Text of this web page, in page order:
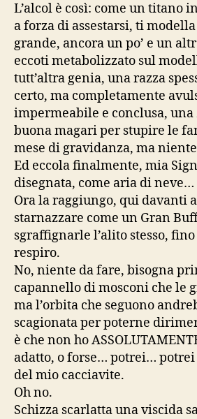
L’alcol è così: come un titano
a forza di assestarsi, ti
grande, ancora un po’ e un
eccoti metabolizzato sul
tutt’altra genia, una razza
certo, ma completamente
impermeabile e conclusa,
buona magari per stupire le
mese di gravidanza, ma
Ed eccola finalmente, mia
disegnata, come aria di neve…
Ora la raggiungo, qui davanti
starnazzare come un Gran
sgraffignarle l’alito stesso,
respiro.
No, niente da fare, bisogna
capannello di mosconi che le
ma l’orbita che seguono
scagionata per poterne
è che non ho
adatto, o forse… potrei…
del mio cacciavite.
Oh no.
Schizza scarlatta una viscida